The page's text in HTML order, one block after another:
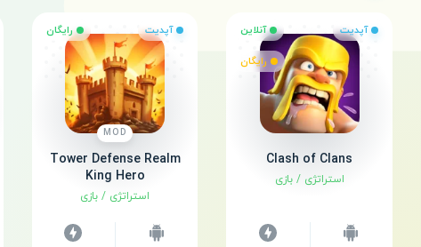
آپدیت آنلاین
رایگان
Clash of Clans
استراتژی /بازی
آپدیت رایگان
MOD
Tower Defense Realm
King Hero
استراتژی / بازی